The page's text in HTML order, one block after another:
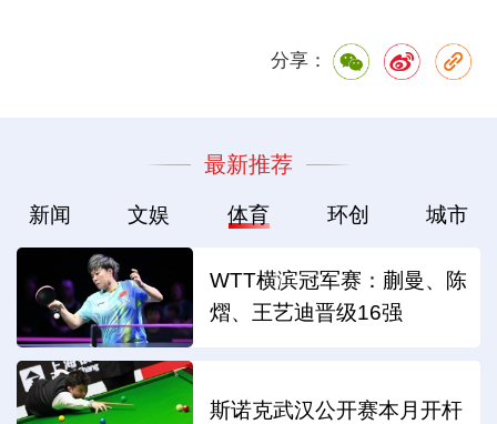
分享：
最新推荐
新闻 文娱 体育 环创 城市
WTT横滨冠军赛：蒯曼、陈
熠、王艺迪晋级16强
斯诺克武汉公开赛本月开杆